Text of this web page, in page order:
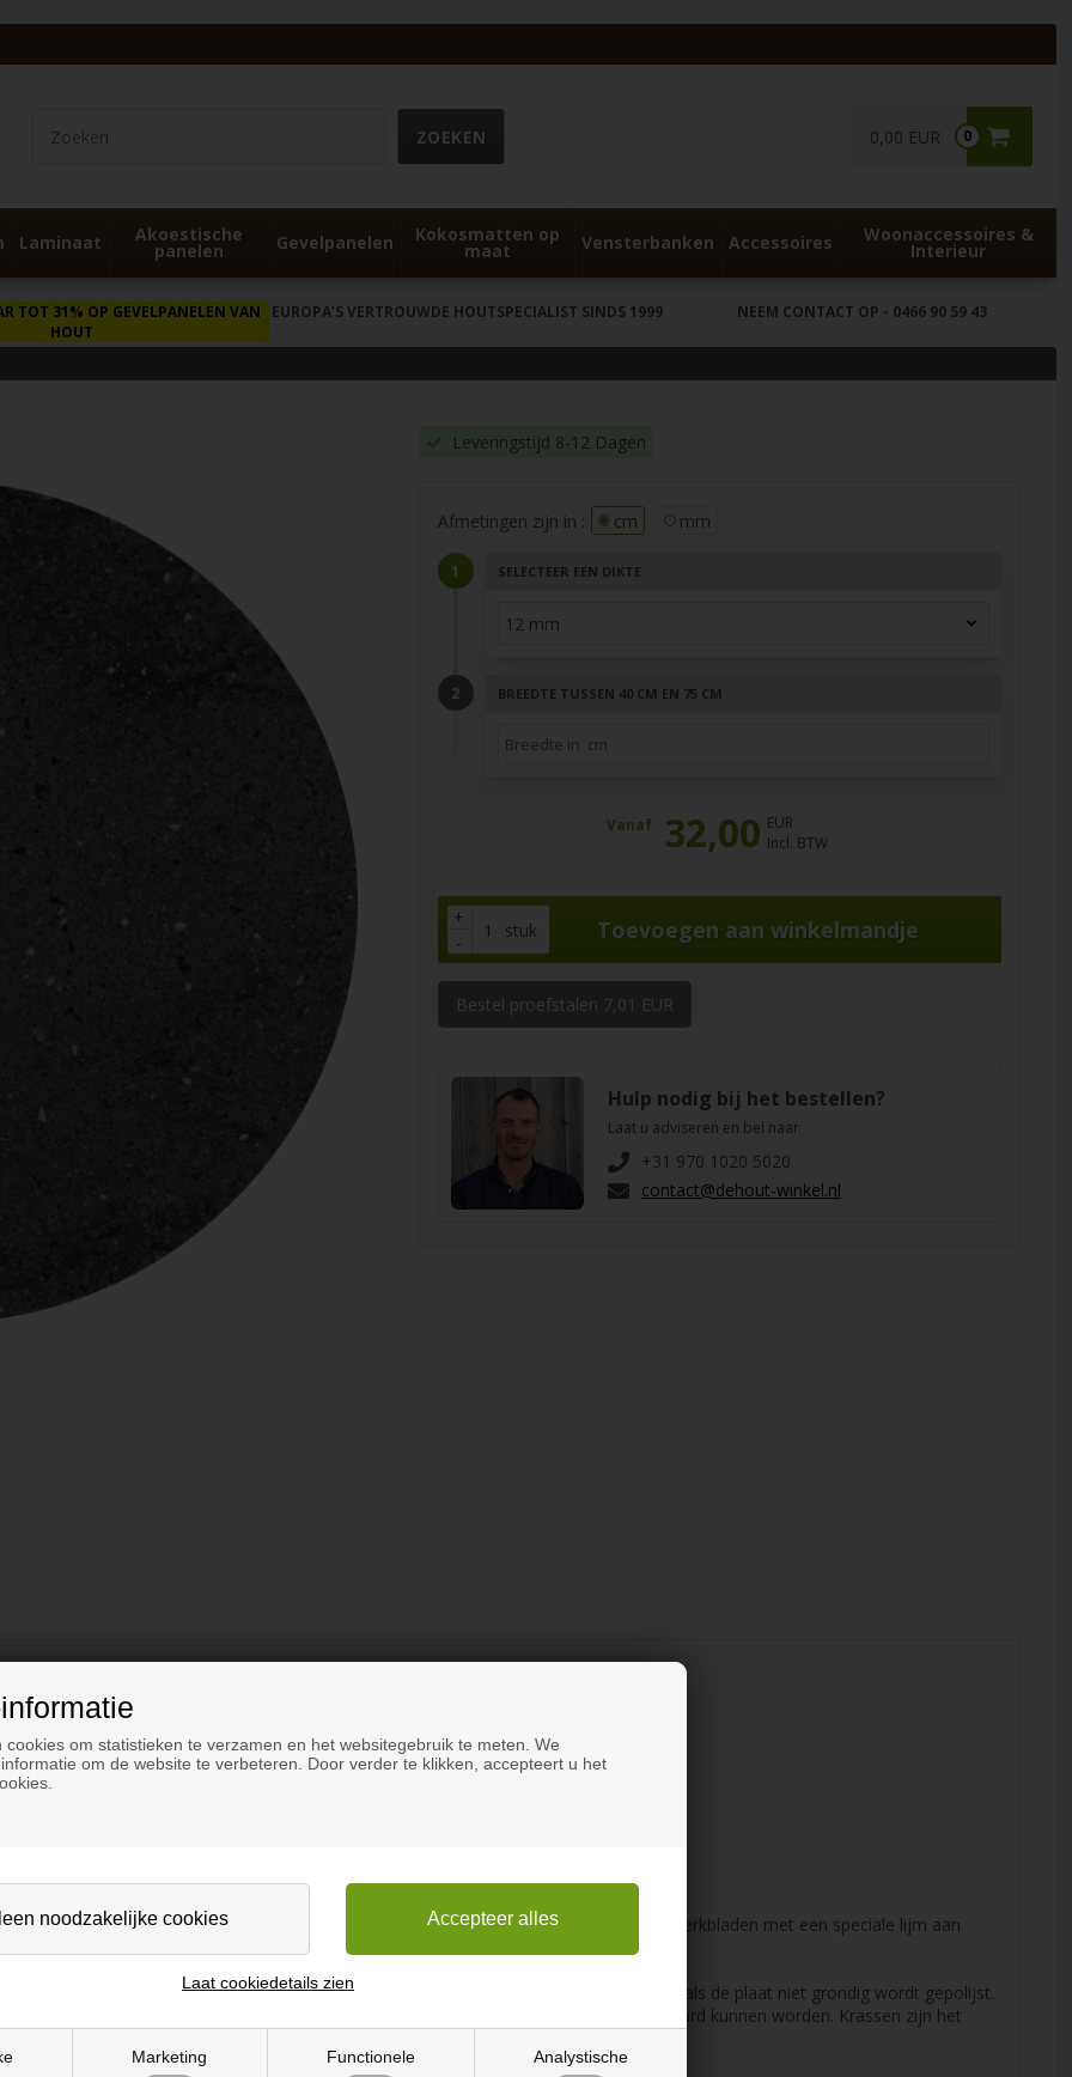
cookies om statistieken te verzamen en het websitegebruik te meten. We
om de website te verbeteren. Door verder te klikken, accepteert u het
Marketing Functionele Analystische
Laat cookiedetails zien
0
0,00 EUR
Laminaat Akoestische
panelen Gevelpanelen Kokosmatten op
maat Vensterbanken Accessoires Woonaccessoires &
Interieur
TOT 31% OP GEVELPANELEN VAN
HOUT
EUROPA’S VERTROUWDE HOUTSPECIALIST SINDS 1999 NEEM CONTACT OP - 0466 90 59 43
Leveringstijd 8-12 Dagen
Afmetingen zijn in : cm mm
SELECTEER EEN DIKTE
BREEDTE TUSSEN 40 CM EN 75 CM
Vanaf 32,00 EUR
Incl. BTW
+
-
stuk
Bestel proefstalen 7,01 EUR
Hulp nodig bij het bestellen?
Laat u adviseren en bel naar
+31 970 1020 5020
contact@dehout-winkel.nl
in de kleur Lava Rock.
zodat ze prettig aanvoelen.
en voelt warm aan, terwijl het er toch heel goed uitziet. Bovendien kunnen Corian-werkbladen met een speciale lijm aan
vereist echter enig vakmanschap.
zullen niet in de plaat doordringen. In de slijpsporen kan zich echter vuil nestelen als de plaat niet grondig wordt gepolijst.
400. Corian platen kunnen krassen oplopen, maar het voordeel is dat ze weer geschuurd kunnen worden. Krassen zijn het